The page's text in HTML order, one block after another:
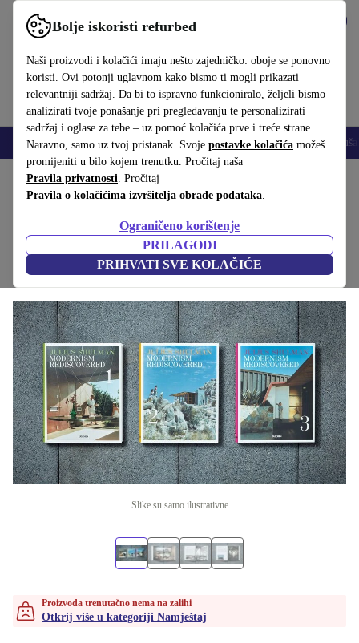
Bolje iskoristi refurbed
Naši proizvodi i kolačići imaju nešto zajedničko: oboje se ponovno
koristi. Ovi potonji uglavnom kako bismo ti mogli prikazati
relevantniji sadržaj. Da bi to ispravno funkcioniralo, željeli bismo
analizirati tvoje ponašanje pri pregledavanju te personalizirati
sadržaj i oglase za tebe – uz pomoć kolačića prve i treće strane.
Naravno, samo uz tvoj pristanak. Svoje postavke kolačića možeš
promijeniti u bilo kojem trenutku. Pročitaj naša
Pravila privatnosti. Pročitaj
Pravila o kolačićima izvršitelja obrade podataka.
Ograničeno korištenje
PRILAGODI
PRIHVATI SVE KOLAČIĆE
Koristi refurbed brzo i jednostavno
Mobiteli Prijenosna računala Tableti Pametni satovi Dodaci
Početna stranica Proizvodi Kućanstvo
Julius Shulman. Modernism Rediscovered
Bijela
(Prikupljanje recenzija)
Slike su samo ilustrativne
Proizvoda trenutačno nema na zalihi
Otkrij više u kategoriji Namještaj